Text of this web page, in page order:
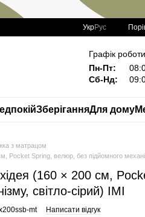
УкрРус
Графік
Пн-Пт:
Сб-Нд:
ЗберіганняДля дому
з матрацом
Pocket Spring, велюр, без підйомного
(160 × 200 см,
світло-сірий) IMI
mt Написати відгук